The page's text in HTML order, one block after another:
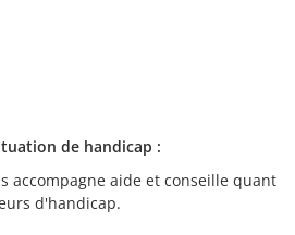
de handicap :
accompagne aide et conseille quant
d'handicap.